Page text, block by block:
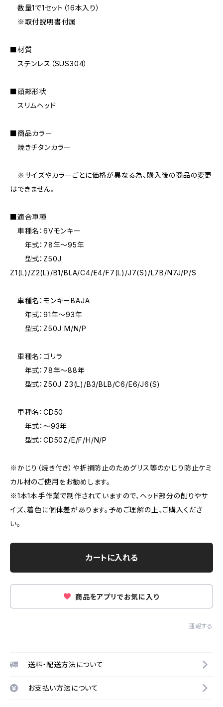
数量1で1セット（16本入り）
※取付説明書付属
■材質
ステンレス（SUS304）
■頭部形状
スリムヘッド
■商品カラー
焼きチタンカラー
※サイズやカラーごとに価格が異なる為、購入後の商品の変更
はできません。
■適合車種
車種名：6Vモンキー
年式：78年〜95年
型式：Z50J
Z1(L)/Z2(L)/B1/BLA/C4/E4/F7(L)/J7(S)/L7B/N7J/P/S
車種名：モンキーBAJA
年式：91年〜93年
型式：Z50J M/N/P
車種名：ゴリラ
年式：78年〜88年
型式：Z50J Z3(L)/B3/BLB/C6/E6/J6(S)
車種名：CD50
年式：〜93年
型式：CD50Z/E/F/H/N/P
※かじり（焼き付き）や折損防止のためグリス等のかじり防止ケミ
カル材のご使用をお勧めします。
※1本1本手作業で制作されていますので、ヘッド部分の削りやサ
イズ、着色に個体差があります。予めご理解の上、ご購入くださ
い。
カートに入れる
商品をアプリでお気に入り
通報する
送料・配送方法について
お支払い方法について